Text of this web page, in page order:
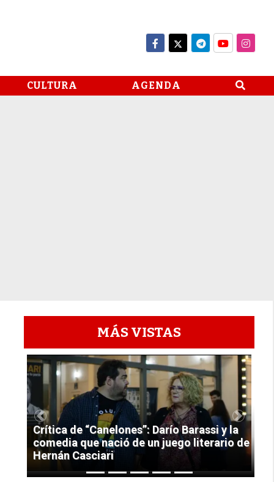
CULTURA AGENDA
MÁS VISTAS
1
Crítica de “Canelones”: Darío Barassi y la
comedia que nació de un juego literario de
Hernán Casciari
Previous Next